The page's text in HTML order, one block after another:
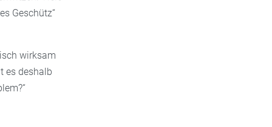
Geschütz“
wirksam
es deshalb